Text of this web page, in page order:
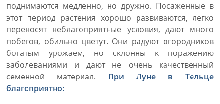
поднимаются медленно, но дружно. Посаженные в
этот период растения хорошо развиваются, легко
переносят неблагоприятные условия, дают много
побегов, обильно цветут. Они радуют огородников
богатым урожаем, но склонны к поражению
заболеваниями и дают не очень качественный
семенной материал. При Луне в Тельце
благоприятно: